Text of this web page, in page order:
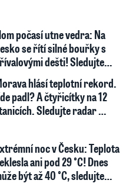
počasí utne vedra: Na
se řítí silné bouřky s
dešti! Sledujte…
hlásí teplotní rekord.
padl? A čtyřicítky na 12
Sledujte radar …
noc v Česku: Teplota
ani pod 29 °C! Dnes
být až 40 °C, sledujte…